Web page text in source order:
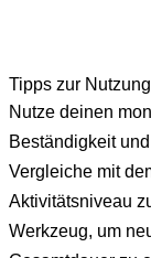
Tipps zur
Nutze deinen
Beständigkeit
Vergleiche mit
Aktivitätsniveau
Werkzeug, um